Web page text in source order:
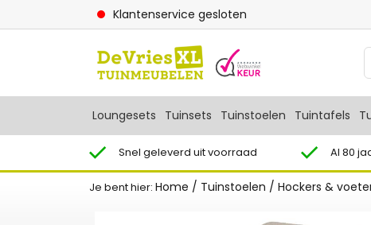
Klantenservice gesloten
r
o
d
u
c
t
e
Loungesets Tuinsets Tuinstoelen Tuintafels
Snel geleverd uit voorraad Al 80
Je bent hier: Home / Tuinstoelen / Hockers &